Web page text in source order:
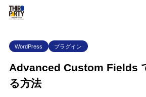
WordPress プラグイン
Advanced Custom Fields
る方法